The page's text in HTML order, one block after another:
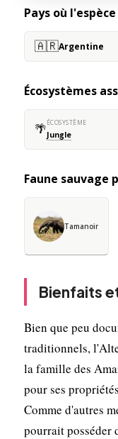
Pays où
🇦🇷Argentine
Écosystèmes
🌴ÉCOSYSTÈME
Jungle
Faune
Tamanoir
Bienfaits
Bien que peu
traditionnels,
la famille des
pour ses
Comme d'autres
pourrait posséder